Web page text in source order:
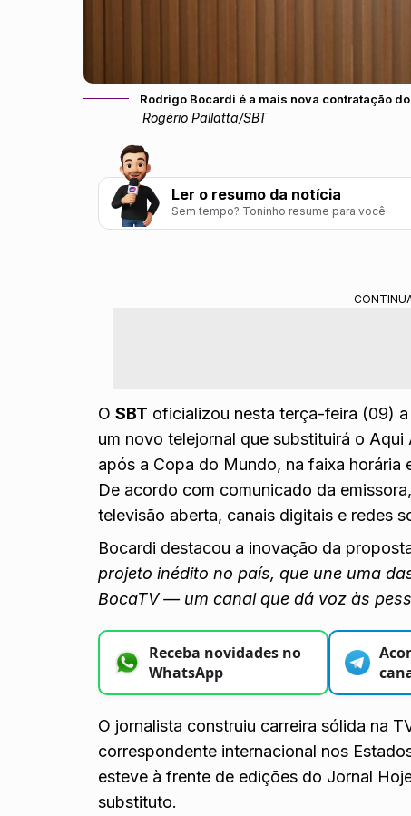
Rodrigo Bocardi é a mais nova contratação do
Rogério Pallatta/SBT
Ler o resumo da notícia
Sem tempo? Toninho resume para você
- -
OSBT oficializou nesta terça-feira (09)
um novo telejornal que substituirá o
após a Copa do Mundo, na faixa horária
De acordo com comunicado da
televisão aberta, canais digitais e redes
Bocardi destacou a inovação da
projeto inédito no país, que une uma
BocaTV — um canal que dá voz às
Receba novidades no
WhatsApp
O jornalista construiu carreira sólida na
correspondente internacional nos
esteve à frente de edições do Jornal
substituto.